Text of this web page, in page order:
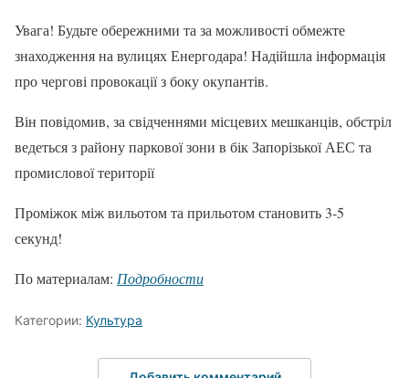
Увага! Будьте обережними та за можливості обмежте
знаходження на вулицях Енергодара! Надійшла інформація
про чергові провокації з боку окупантів.
Він повідомив, за свідченнями місцевих мешканців, обстріл
ведеться з району паркової зони в бік Запорізької АЕС та
промислової території
Проміжок між вильотом та прильотом становить 3-5
секунд!
По материалам: Подробности
Категории: Культура